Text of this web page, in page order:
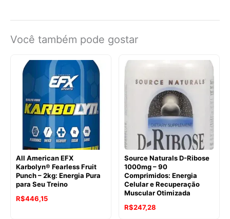
Você também pode gostar
All American EFX
Karbolyn® Fearless Fruit
Punch – 2kg: Energia Pura
para Seu Treino
O
R$446,15O
Source Naturals D-Ribose
1000mg – 90
Comprimidos: Energia
Celular e Recuperação
Muscular Otimizada
O
R$247,28